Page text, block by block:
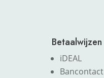
Betaalwijzen
iDEAL
Bancontact